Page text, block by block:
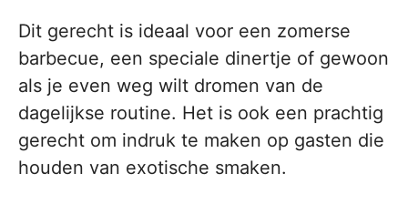
Dit gerecht is ideaal voor een zomerse
barbecue, een speciale dinertje of gewoon
als je even weg wilt dromen van de
dagelijkse routine. Het is ook een prachtig
gerecht om indruk te maken op gasten die
houden van exotische smaken.